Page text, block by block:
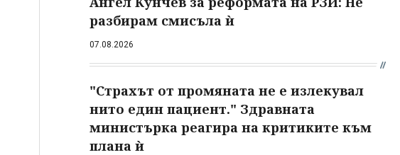
разбирам смисъла ѝ
07.08.2026
"Страхът от промяната не е излекувал
нито един пациент." Здравната
министърка реагира на критиките към
плана ѝ